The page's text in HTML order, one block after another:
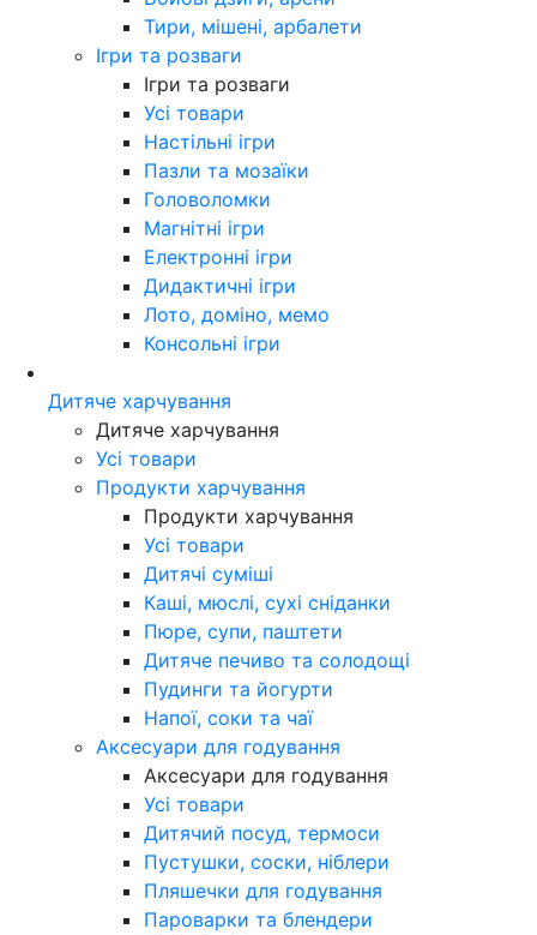
Тири, мішені, арбалети
Ігри та розваги
Ігри та розваги
Усі товари
Настільні ігри
Пазли та мозаїки
Головоломки
Магнітні ігри
Електронні ігри
Дидактичні ігри
Лото, доміно, мемо
Консольні ігри
Дитяче харчування
Дитяче харчування
Усі товари
Продукти харчування
Продукти харчування
Усі товари
Дитячі суміші
Каші, мюслі, сухі сніданки
Пюре, супи, паштети
Дитяче печиво та солодощі
Пудинги та йогурти
Напої, соки та чаї
Аксесуари для годування
Аксесуари для годування
Усі товари
Дитячий посуд, термоси
Пустушки, соски, ніблери
Пляшечки для годування
Пароварки та блендери